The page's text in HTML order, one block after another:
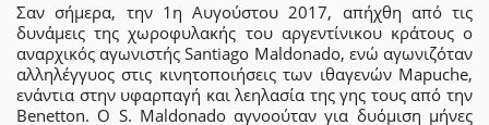
Σαν σήμερα, την 1η Αυγούστου 2017, απήχθη από τις
δυνάμεις της χωροφυλακής του αργεντίνικου κράτους ο
αναρχικός αγωνιστής Santiago Maldonado, ενώ αγωνιζόταν
αλληλέγγυος στις κινητοποιήσεις των ιθαγενών Mapuche,
ενάντια στην υφαρπαγή και λεηλασία της γης τους από την
Benetton. Ο S. Maldonado αγνοούταν για δυόμιση μήνες